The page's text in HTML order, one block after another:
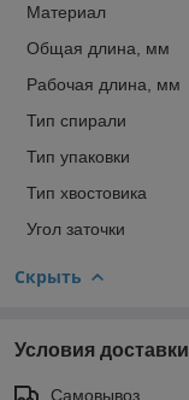
Материал
Общая длина, мм
Рабочая длина, мм
Тип спирали
Тип упаковки
Тип хвостовика
Угол заточки
Скрыть
Условия доставки
Самовывоз